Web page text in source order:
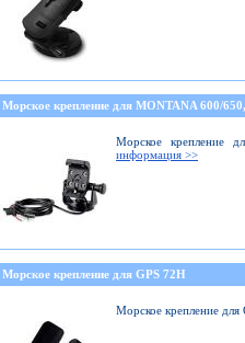
Морское крепление для MONTANA 600/
Морское крепление
информация >>
Морское крепление для GPS 72H
Морское крепление